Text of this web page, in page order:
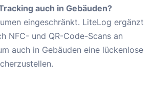
auch in Gebäuden?
eingeschränkt. LiteLog ergänzt
NFC- und QR-Code-Scans an
auch in Gebäuden eine lückenlose